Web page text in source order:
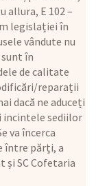
allura, E 102 –
legislației în
vândute nu
în
de calitate
reparații
dacă ne aduceți
incintele sediilor
va încerca
între părți, a
SC Cofetaria